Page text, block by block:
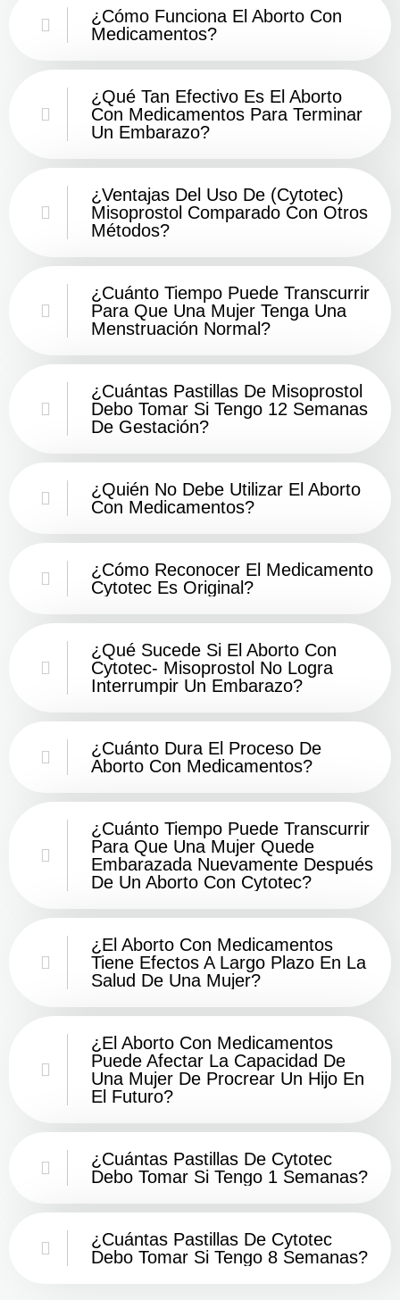
¿Cómo Funciona El Aborto Con
Medicamentos?
¿Qué Tan Efectivo Es El Aborto
Con Medicamentos Para Terminar
Un Embarazo?
¿Ventajas Del Uso De (Cytotec)
Misoprostol Comparado Con Otros
Métodos?
¿Cuánto Tiempo Puede Transcurrir
Para Que Una Mujer Tenga Una
Menstruación Normal?
¿Cuántas Pastillas De Misoprostol
Debo Tomar Si Tengo 12 Semanas
De Gestación?
¿Quién No Debe Utilizar El Aborto
Con Medicamentos?
¿Cómo Reconocer El Medicamento
Cytotec Es Original?
¿Qué Sucede Si El Aborto Con
Cytotec- Misoprostol No Logra
Interrumpir Un Embarazo?
¿Cuánto Dura El Proceso De
Aborto Con Medicamentos?
¿Cuánto Tiempo Puede Transcurrir
Para Que Una Mujer Quede
Embarazada Nuevamente Después
De Un Aborto Con Cytotec?
¿El Aborto Con Medicamentos
Tiene Efectos A Largo Plazo En La
Salud De Una Mujer?
¿El Aborto Con Medicamentos
Puede Afectar La Capacidad De
Una Mujer De Procrear Un Hijo En
El Futuro?
¿Cuántas Pastillas De Cytotec
Debo Tomar Si Tengo 1 Semanas?
¿Cuántas Pastillas De Cytotec
Debo Tomar Si Tengo 8 Semanas?